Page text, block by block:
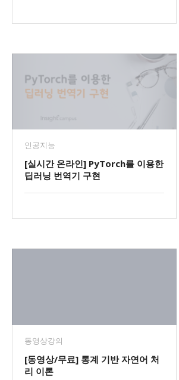
인공지능
[실시간 온라인] PyTorch를 이용한
딥러닝 번역기 구현
동영상강의
[동영상/무료] 통계 기반 자연어 처
리 이론